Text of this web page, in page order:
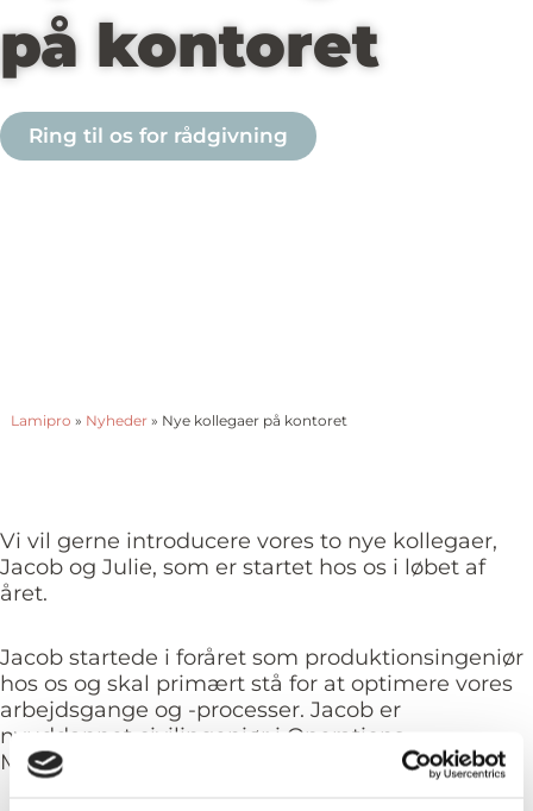
på kontoret
Ring til os for rådgivning
Lamipro » Nyheder » Nye kollegaer på kontoret
Vi vil gerne introducere vores to nye kollegaer,
Jacob og Julie, som er startet hos os i løbet af
året.
Jacob startede i foråret som produktionsingeniør
hos os og skal primært stå for at optimere vores
arbejdsgange og -processer. Jacob er
nyuddannet civilingeniør i Operations
Management fra Syddansk Universitet.